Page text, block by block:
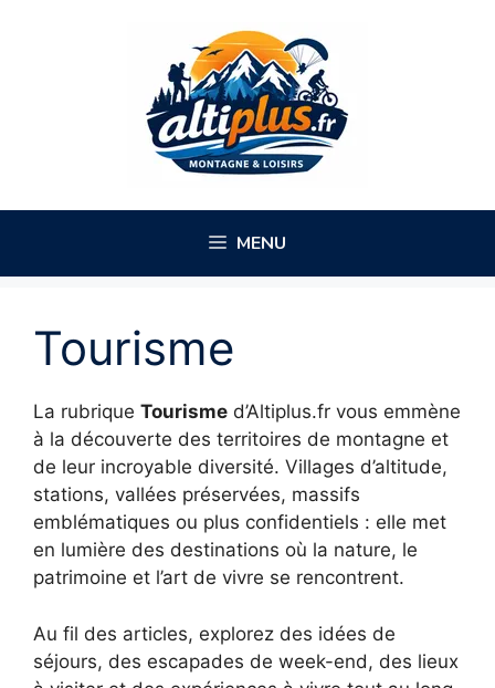
MENU
Tourisme
La rubrique Tourisme d’Altiplus.fr vous emmène
à la découverte des territoires de montagne et
de leur incroyable diversité. Villages d’altitude,
stations, vallées préservées, massifs
emblématiques ou plus confidentiels : elle met
en lumière des destinations où la nature, le
patrimoine et l’art de vivre se rencontrent.
Au fil des articles, explorez des idées de
séjours, des escapades de week-end, des lieux